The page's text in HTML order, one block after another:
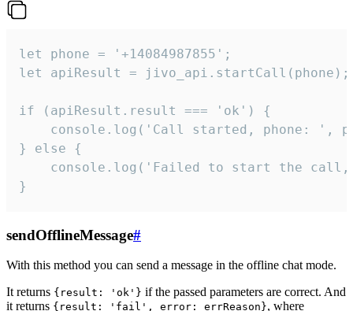
let phone = '+14084987855';
let apiResult = jivo_api.startCall(phone);
if (apiResult.result === 'ok') {
console.log('Call started, phone: ',
} else {
console.log('Failed to start the
}
sendOfflineMessage#
With this method you can send a message in the offline chat mode.
It returns {result: 'ok'} if the passed parameters are correct. And
it returns {result: 'fail', error: errReason}, where